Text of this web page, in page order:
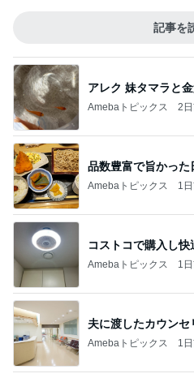
記事を
アレク 妹タマラと
Amebaトピックス 2
品数豊富で旨かった
Amebaトピックス 1
コストコで購入し
Amebaトピックス 1
夫に渡したカウンセ
Amebaトピックス 1